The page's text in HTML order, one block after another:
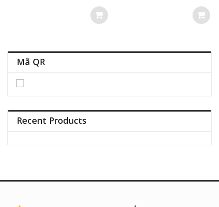
Mã QR
Recent Products